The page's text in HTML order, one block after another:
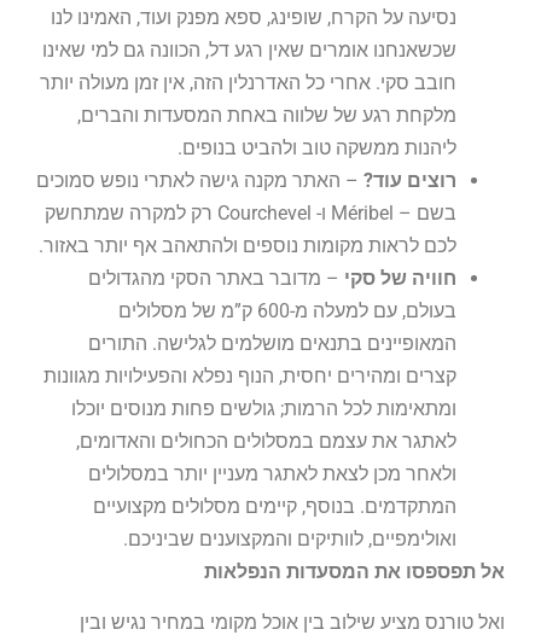
נסיעה על הקרח, שופינג, ספא מפנק ועוד, האמינו לנו
שכשאנחנו אומרים שאין רגע דל, הכוונה גם למי שאינו
חובב סקי. אחרי כל האדרנלין הזה, אין זמן מעולה יותר
מלקחת רגע של שלווה באחת המסעדות והברים,
ליהנות ממשקה טוב ולהביט בנופים.
רוצים עוד? – האתר מקנה גישה לאתרי נופש סמוכים
בשם – Méribel ו- Courchevel רק למקרה שמתחשק
לכם לראות מקומות נוספים ולהתאהב אף יותר באזור.
חוויה של סקי – מדובר באתר הסקי מהגדולים
בעולם, עם למעלה מ-600 ק”מ של מסלולים
המאופיינים בתנאים מושלמים לגלישה. התורים
קצרים ומהירים יחסית, הנוף נפלא והפעילויות מגוונות
ומתאימות לכל הרמות; גולשים פחות מנוסים יוכלו
לאתגר את עצמם במסלולים הכחולים והאדומים,
ולאחר מכן לצאת לאתגר מעניין יותר במסלולים
המתקדמים. בנוסף, קיימים מסלולים מקצועיים
ואולימפיים, לוותיקים והמקצוענים שביניכם.
אל תפספסו את המסעדות הנפלאות
ואל טורנס מציע שילוב בין אוכל מקומי במחיר נגיש ובין